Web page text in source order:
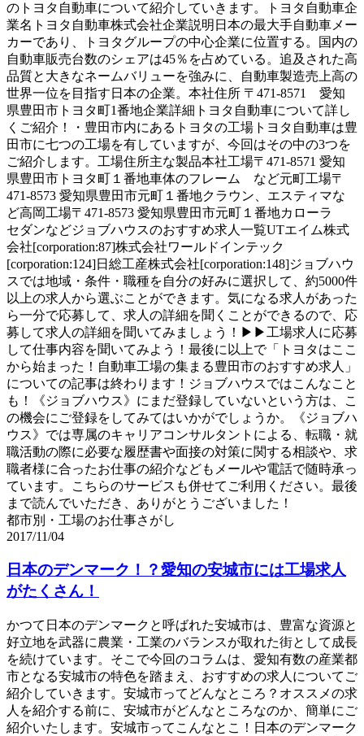
のトヨタ自動車について紹介していきます。トヨタ自動車企
業名トヨタ自動車株式会社企業説明日本の最大手自動車メー
カーであり、トヨタグループの中心企業に位置する。国内の
自動車販売台数のシェアは45％を占めている。追及された高
品質と大きなネームバリューを強みに、自動車製造売上高の
世界一位を目指す日本の企業。本社住所 〒471-8571 愛知
県豊田市トヨタ町1番地企業詳細トヨタ自動車について詳し
くご紹介！・豊田市内にあるトヨタの工場トヨタ自動車は豊
田市に七つの工場を有していますが、今回はその中の3つを
ご紹介します。工場住所主な製品本社工場〒471-8571 愛知
県豊田市トヨタ町１番地車体のフレーム など元町工場〒
471-8573 愛知県豊田市元町１番地クラウン、エスティマな
ど高岡工場〒471-8573 愛知県豊田市元町１番地カローラ
セダンなどジョブハウスのおすすめ求人一覧UTエイム株式
会社[corporation:87]株式会社ワールドインテック
[corporation:124]日総工産株式会社[corporation:148]ジョブハウ
スでは地域・条件・職種を自分の好みに選択して、約5000件
以上の求人から選ぶことができます。気になる求人があった
ら一分で応募して、求人の詳細を聞くことができるので、応
募して求人の詳細を聞いてみましょう！▶▶工場求人に応募
して仕事内容を聞いてみよう！最後に以上で「トヨタはここ
から始まった！自動車工場の集まる豊田市のおすすめ求人」
についての記事は終わります！ジョブハウスではこんなこと
も！《ジョブハウス》にまだ登録していないという方は、こ
の機会にご登録をしてみてはいかがでしょうか。《ジョブハ
ウス》では専属のキャリアコンサルタントによる、転職・就
職活動の際に必要な履歴書や面接の対策に関する相談や、求
職者様に合ったお仕事の紹介などもメールや電話で随時承っ
ています。こちらのサービスも併せてご利用ください。最後
まで読んでいただき、ありがとうございました！
都市別・工場のお仕事さがし
2017/11/04
日本のデンマーク！？愛知の安城市には工場求人
がたくさん！
かつて日本のデンマークと呼ばれた安城市は、豊富な資源と
好立地を武器に農業・工業のバランスが取れた街として成長
を続けています。そこで今回のコラムは、愛知有数の産業都
市となる安城市の特色を踏まえ、おすすめの求人についてご
紹介していきます。安城市ってどんなところ？オススメの求
人を紹介する前に、安城市がどんなところなのか、簡単にご
紹介いたします。安城市ってこんなとこ！日本のデンマーク